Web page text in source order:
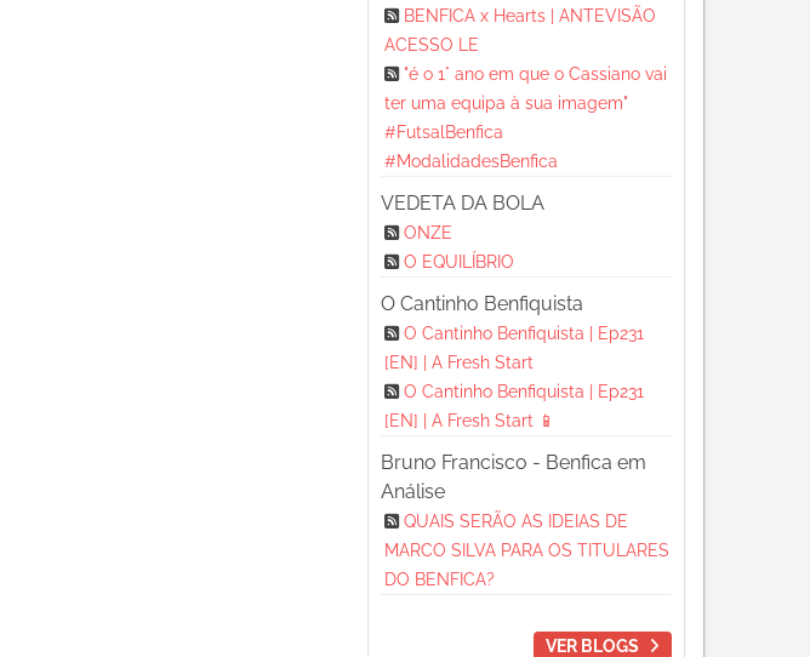
BENFICA x Hearts | ANTEVISÃO
ACESSO LE
"é o 1° ano em que o Cassiano vai
ter uma equipa à sua imagem"
#FutsalBenfica
#ModalidadesBenfica
VEDETA DA BOLA
ONZE
O EQUILÍBRIO
O Cantinho Benfiquista
O Cantinho Benfiquista | Ep231
[EN] | A Fresh Start
O Cantinho Benfiquista | Ep231
[EN] | A Fresh Start 📱
Bruno Francisco - Benfica em
Análise
QUAIS SERÃO AS IDEIAS DE
MARCO SILVA PARA OS TITULARES
DO BENFICA?
VER BLOGS